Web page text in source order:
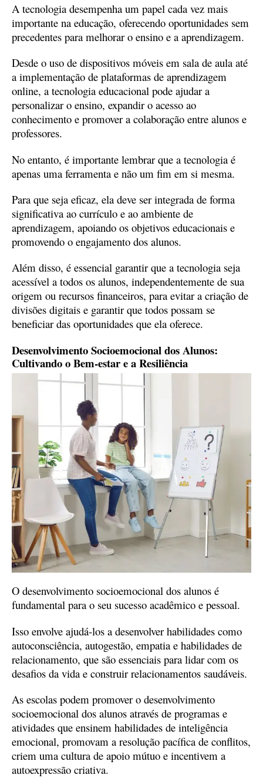
A tecnologia desempenha um papel cada vez mais
importante na educação, oferecendo oportunidades sem
precedentes para melhorar o ensino e a aprendizagem.
Desde o uso de dispositivos móveis em sala de aula até
a implementação de plataformas de aprendizagem
online, a tecnologia educacional pode ajudar a
personalizar o ensino, expandir o acesso ao
conhecimento e promover a colaboração entre alunos e
professores.
No entanto, é importante lembrar que a tecnologia é
apenas uma ferramenta e não um fim em si mesma.
Para que seja eficaz, ela deve ser integrada de forma
significativa ao currículo e ao ambiente de
aprendizagem, apoiando os objetivos educacionais e
promovendo o engajamento dos alunos.
Além disso, é essencial garantir que a tecnologia seja
acessível a todos os alunos, independentemente de sua
origem ou recursos financeiros, para evitar a criação de
divisões digitais e garantir que todos possam se
beneficiar das oportunidades que ela oferece.
Desenvolvimento Socioemocional dos Alunos:
Cultivando o Bem-estar e a Resiliência
O desenvolvimento socioemocional dos alunos é
fundamental para o seu sucesso acadêmico e pessoal.
Isso envolve ajudá-los a desenvolver habilidades como
autoconsciência, autogestão, empatia e habilidades de
relacionamento, que são essenciais para lidar com os
desafios da vida e construir relacionamentos saudáveis.
As escolas podem promover o desenvolvimento
socioemocional dos alunos através de programas e
atividades que ensinem habilidades de inteligência
emocional, promovam a resolução pacífica de conflitos,
criem uma cultura de apoio mútuo e incentivem a
autoexpressão criativa.